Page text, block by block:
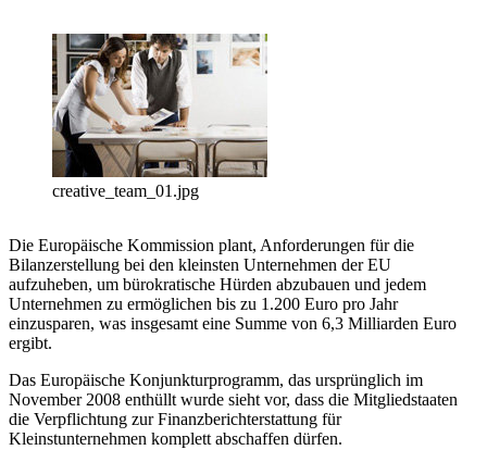
creative_team_01.jpg
Die Europäische Kommission plant, Anforderungen für die
Bilanzerstellung bei den kleinsten Unternehmen der EU
aufzuheben, um bürokratische Hürden abzubauen und jedem
Unternehmen zu ermöglichen bis zu 1.200 Euro pro Jahr
einzusparen, was insgesamt eine Summe von 6,3 Milliarden Euro
ergibt.
Das Europäische Konjunkturprogramm, das ursprünglich im
November 2008 enthüllt wurde sieht vor, dass die Mitgliedstaaten
die Verpflichtung zur Finanzberichterstattung für
Kleinstunternehmen komplett abschaffen dürfen.